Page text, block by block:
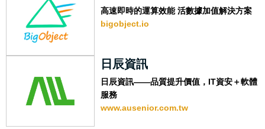
高速即時的運算效能 活數據加值解決方案
bigobject.io
日辰資訊
日辰資訊——品質提升價值，IT資安＋軟體
服務
www.ausenior.com.tw